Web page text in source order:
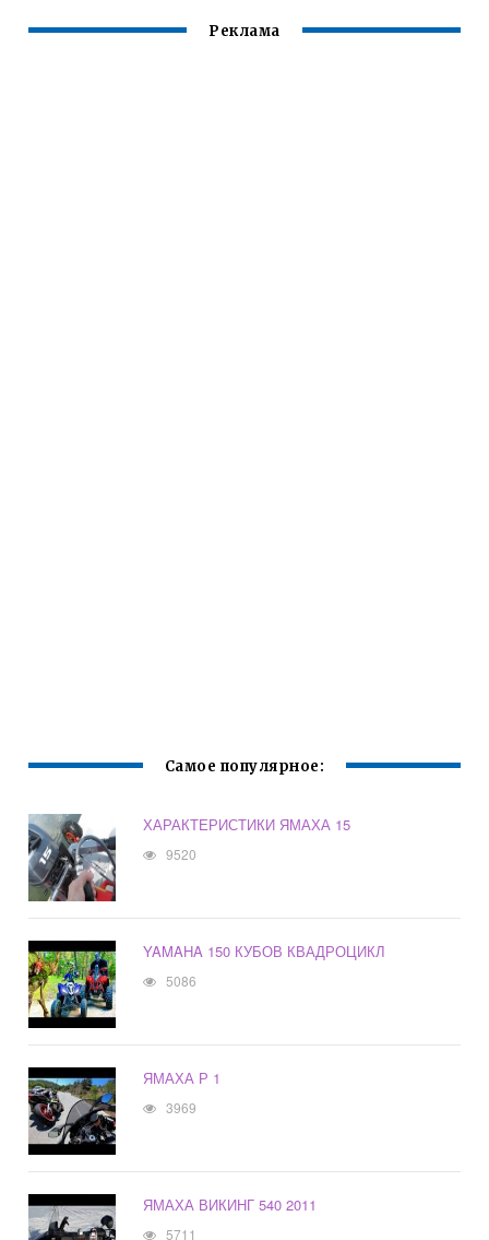
Реклама
Самое популярное:
ХАРАКТЕРИСТИКИ ЯМАХА 15
9520
YAMAHA 150 КУБОВ КВАДРОЦИКЛ
5086
ЯМАХА Р 1
3969
ЯМАХА ВИКИНГ 540 2011
5711